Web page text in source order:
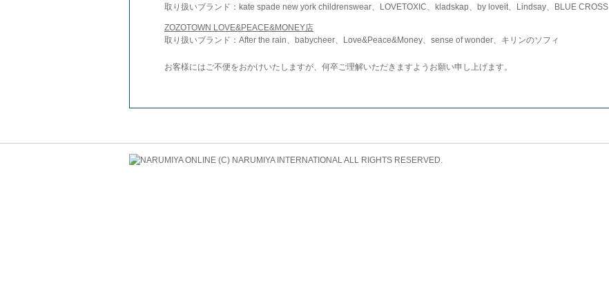
取り扱いブランド：kate spade new york childrenswear、LOVETOXIC、kladskap、by loveit、Lindsay、BLUE CROSS
ZOZOTOWN LOVE&PEACE&MONEY店
取り扱いブランド：After the rain、babycheer、Love&Peace&Money、sense of wonder、キリンのソフィ
お客様にはご不便をおかけいたしますが、何卒ご理解いただきますようお願い申し上げます。